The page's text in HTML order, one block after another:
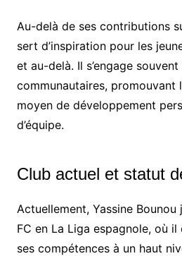
Au-delà de ses contributions
sert d’inspiration pour les
et au-delà. Il s’engage
communautaires, promouvant
moyen de développement
d’équipe.
Club actuel et statut
Actuellement, Yassine
FC en La Liga espagnole, où
ses compétences à un haut